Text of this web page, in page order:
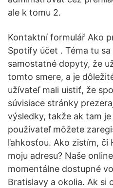
ale k tomu 2.
Kontaktní formulář Ako
Spotify účet . Téma tu
samostatné dopyty, že
tomto smere, a je
užívateľ mali uistiť, že
súvisiace stránky
výsledky, takže ak tam
používateľ môžete
ľahkosťou. Ako zistím, či
moju adresu? Naše
momentálne dostupné
Bratislavy a okolia. Ak si